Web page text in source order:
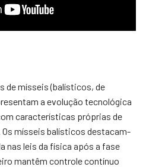
de mísseis (balísticos, de
a evolução tecnológica
características próprias de
mísseis balísticos destacam-
nas leis da física após a fase
mantêm controle contínuo